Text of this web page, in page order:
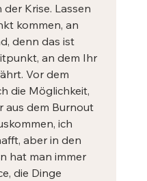
Krise. Lassen
kommen, an
denn das ist
an dem Ihr
Vor dem
die Möglichkeit,
aus dem Burnout
ich
aber in den
hat man immer
die Dinge